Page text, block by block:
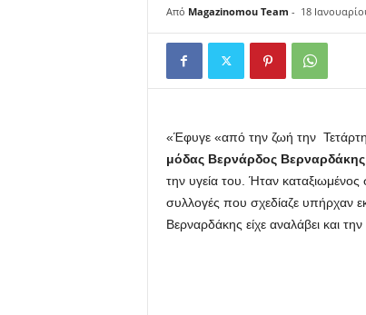
z
n
o
Από Magazinomou Team - 18
«Έφυγε «από την ζωή την
μόδας Βερνάρδος Βερναρδάκης
την υγεία του. Ήταν
συλλογές που σχεδίαζε υπήρχαν
Βερναρδάκης είχε αναλάβει και